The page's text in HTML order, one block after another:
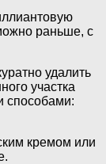
раньше, с
удалить
участка
способами:
кремом или